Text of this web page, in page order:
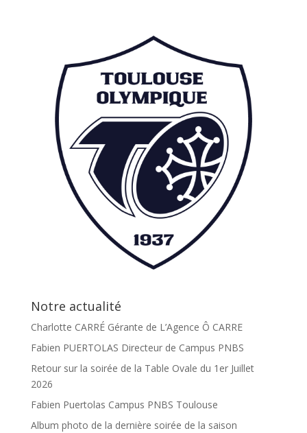
Notre actualité
Charlotte CARRÉ Gérante de L’Agence Ô CARRE
Fabien PUERTOLAS Directeur de Campus PNBS
Retour sur la soirée de la Table Ovale du 1er Juillet
2026
Fabien Puertolas Campus PNBS Toulouse
Album photo de la dernière soirée de la saison